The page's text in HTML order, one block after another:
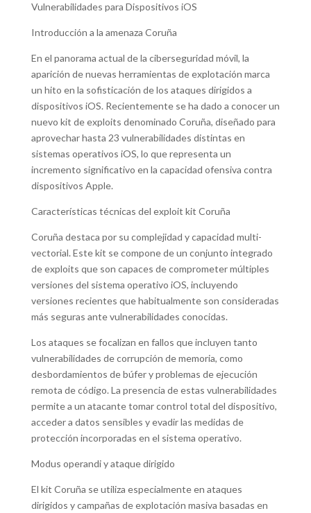
Vulnerabilidades para Dispositivos iOS
Introducción a la amenaza Coruña
En el panorama actual de la ciberseguridad móvil, la
aparición de nuevas herramientas de explotación marca
un hito en la sofisticación de los ataques dirigidos a
dispositivos iOS. Recientemente se ha dado a conocer un
nuevo kit de exploits denominado Coruña, diseñado para
aprovechar hasta 23 vulnerabilidades distintas en
sistemas operativos iOS, lo que representa un
incremento significativo en la capacidad ofensiva contra
dispositivos Apple.
Características técnicas del exploit kit Coruña
Coruña destaca por su complejidad y capacidad multi-
vectorial. Este kit se compone de un conjunto integrado
de exploits que son capaces de comprometer múltiples
versiones del sistema operativo iOS, incluyendo
versiones recientes que habitualmente son consideradas
más seguras ante vulnerabilidades conocidas.
Los ataques se focalizan en fallos que incluyen tanto
vulnerabilidades de corrupción de memoria, como
desbordamientos de búfer y problemas de ejecución
remota de código. La presencia de estas vulnerabilidades
permite a un atacante tomar control total del dispositivo,
acceder a datos sensibles y evadir las medidas de
protección incorporadas en el sistema operativo.
Modus operandi y ataque dirigido
El kit Coruña se utiliza especialmente en ataques
dirigidos y campañas de explotación masiva basadas en